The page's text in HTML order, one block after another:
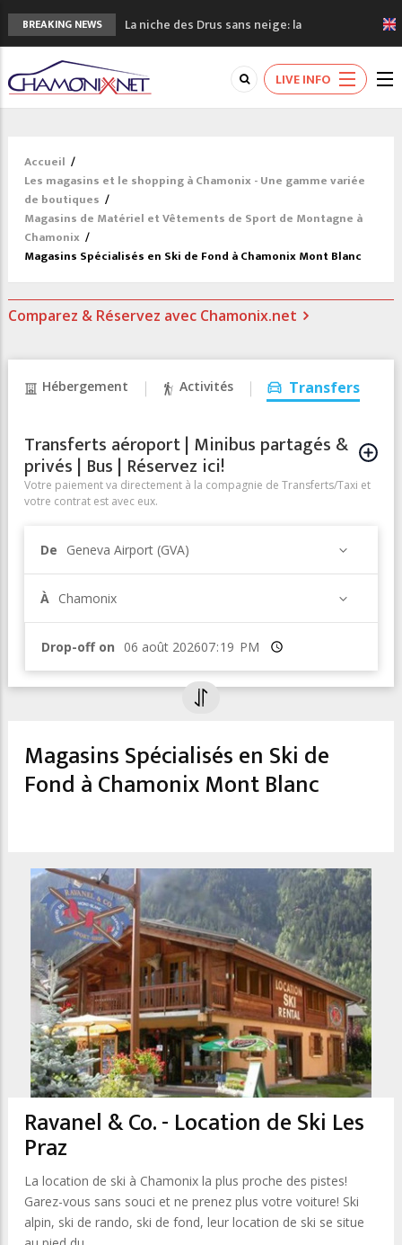
BREAKING NEWS
La niche des Drus sans neige: la
sécheresse en haute montagne
3 bonnes raisons pour visiter le nouveau
Musée du Mont-Blanc
Accidents en montagne: 3 personnes sont
à pied à Chamonix
LIVE INFO
Accueil /
Les magasins et le shopping à Chamonix - Une gamme variée
de boutiques /
Magasins de Matériel et Vêtements de Sport de Montagne à
Chamonix /
Magasins Spécialisés en Ski de Fond à Chamonix Mont Blanc
Comparez & Réservez avec Chamonix.net
Hébergement Activités Transfers
Transferts aéroport | Minibus partagés &
privés | Bus | Réservez ici!
Votre paiement va directement à la compagnie de Transferts/Taxi et
votre contrat est avec eux.
De Geneva Airport (GVA)
À Chamonix
Drop-off on Heure
Magasins Spécialisés en Ski de
Fond à Chamonix Mont Blanc
Ravanel & Co. - Location de Ski Les
Praz
La location de ski à Chamonix la plus proche des pistes!
Garez-vous sans souci et ne prenez plus votre voiture! Ski
alpin, ski de rando, ski de fond, leur location de ski se situe